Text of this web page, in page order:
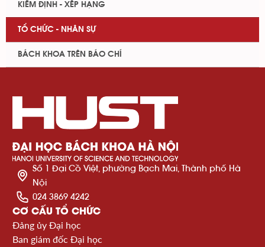
KIỂM ĐỊNH - XẾP HẠNG
TỔ CHỨC - NHÂN SỰ
BÁCH KHOA TRÊN BÁO CHÍ
Số 1 Đại Cồ Việt, phường Bạch Mai, Thành phố Hà
Nội
024 3869 4242
CƠ CẤU TỔ CHỨC
Đảng ủy Đại học
Ban giám đốc Đại học